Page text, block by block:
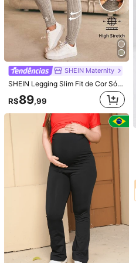
7
Economize R$10,39
Últimos 2 dias GentleRue Maternity Leggings de Maternidade Confortáveis e Casuais, Recortes de Cores em Blocos, Modelo com Abertura
,56100+ vendido
8
SHEIN Maternity
-25% SHEIN Calça Flare Skinny Confortável para Gestantes, Legging de Gravidez com Cintura Alta Ajustável e Extra Longa Copa do Mundo
SHEIN Maternity
SHEIN Legging Slim Fit de Cor Sólida para Gestantes, Uso Casual Diário
R$89,99